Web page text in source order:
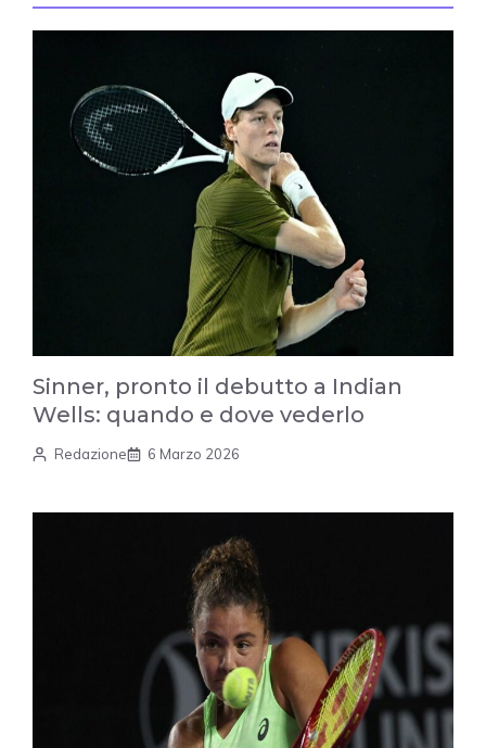
Sinner, pronto il debutto a Indian
Wells: quando e dove vederlo
Redazione 6 Marzo 2026